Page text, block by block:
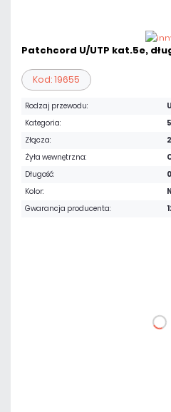
Patchcord U/UTP kat.5e,
Kod: 19655
Rodzaj przewodu:
Kategoria:
Złącza:
Żyła wewnętrzna:
Długość:
Kolor:
Gwarancja producenta:
DO